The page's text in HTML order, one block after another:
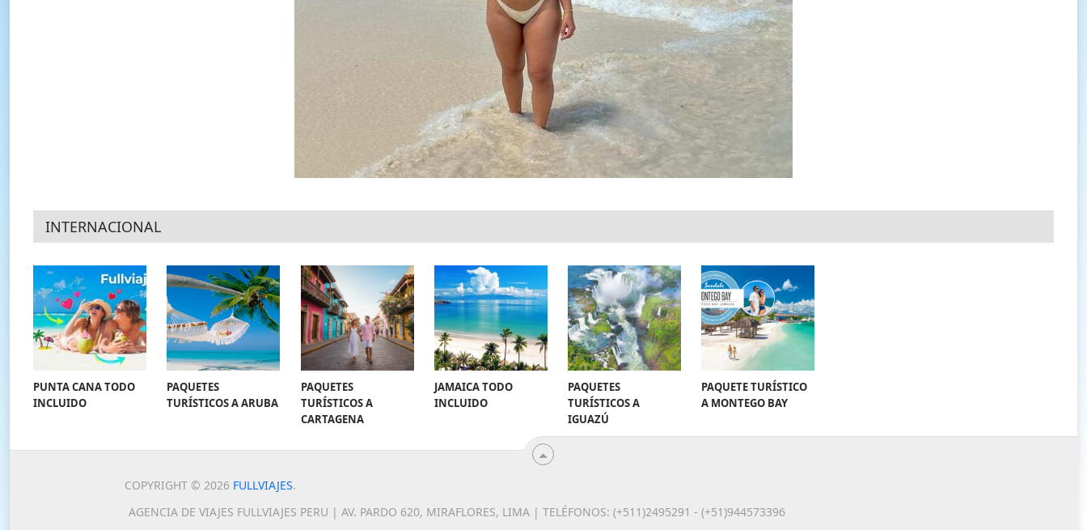
INTERNACIONAL
PUNTA CANA TODO
INCLUIDO
PAQUETES
TURÍSTICOS A ARUBA
PAQUETES
TURÍSTICOS A
CARTAGENA
JAMAICA TODO
INCLUIDO
PAQUETES
TURÍSTICOS A
IGUAZÚ
PAQUETE TURÍSTICO
A MONTEGO BAY
COPYRIGHT © 2026 FULLVIAJES.
AGENCIA DE VIAJES FULLVIAJES PERU | AV. PARDO 620, MIRAFLORES, LIMA | TELÉFONOS: (+511)2495291 - (+51)944573396